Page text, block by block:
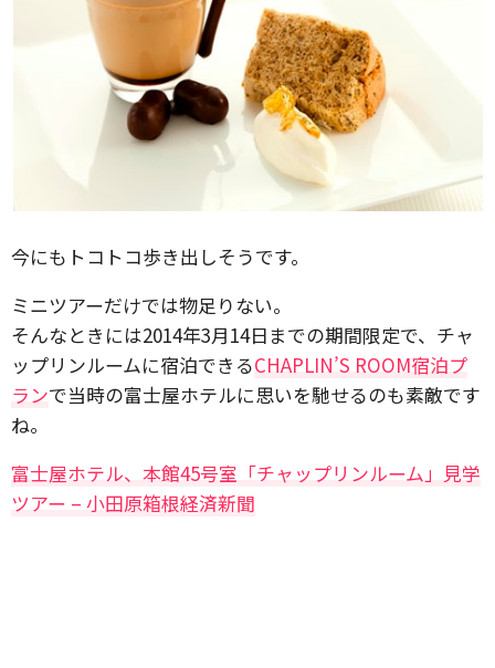
今にもトコトコ歩き出しそうです。
ミニツアーだけでは物足りない。
そんなときには2014年3月14日までの期間限定で、チャ
ップリンルームに宿泊できるCHAPLIN’S ROOM宿泊プ
ランで当時の富士屋ホテルに思いを馳せるのも素敵です
ね。
富士屋ホテル、本館45号室「チャップリンルーム」見学
ツアー – 小田原箱根経済新聞